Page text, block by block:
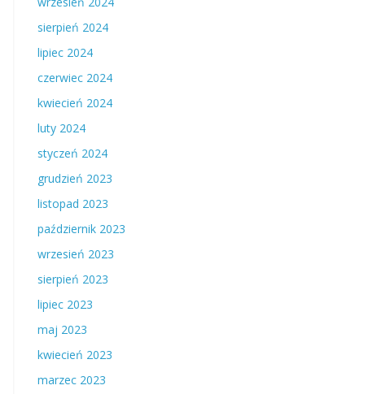
sierpień 2024
lipiec 2024
czerwiec 2024
kwiecień 2024
luty 2024
styczeń 2024
grudzień 2023
listopad 2023
październik 2023
wrzesień 2023
sierpień 2023
lipiec 2023
maj 2023
kwiecień 2023
marzec 2023